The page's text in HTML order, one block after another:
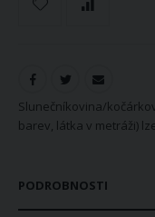
Slunečníkovina/
barev, látka v metráži)
PODROBNOSTI